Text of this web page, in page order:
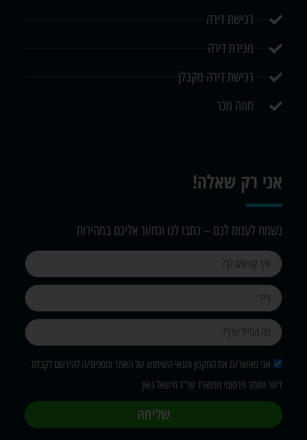
רכישת דירה
מכירת דירה
רכישת דירה מקבלן
חוזה מכר
אני רק שאלה!
נשמח לענות לכם – כתבו לנו ונחזור אליכם במהירות
אני מאשר/ת את התקנון ותנאי השימוש של האתר ומסכים/ה להירשם לקבלת
דיוור וחומר פרסומי ממשרד עו"ד מישאל גאון
שליחה